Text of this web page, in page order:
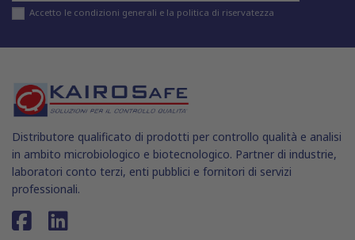
Accetto le condizioni generali e la politica di riservatezza
Distributore qualificato di prodotti per controllo qualità e analisi
in ambito microbiologico e biotecnologico. Partner di industrie,
laboratori conto terzi, enti pubblici e fornitori di servizi
professionali.